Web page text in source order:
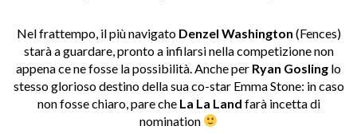
Nel frattempo, il più navigato Denzel Washington (Fences)
starà a guardare, pronto a infilarsi nella competizione non
appena ce ne fosse la possibilità. Anche per Ryan Gosling lo
stesso glorioso destino della sua co-star Emma Stone: in caso
non fosse chiaro, pare che La La Land farà incetta di
nomination